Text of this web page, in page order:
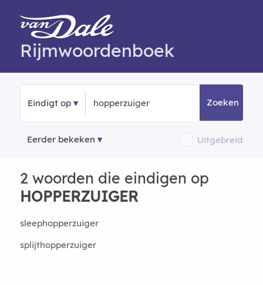
Rijmwoordenboek
Eindigt op Zoeken
Eerder bekeken Uitgebreid
2 woorden die eindigen op
HOPPERZUIGER
sleephopperzuiger
splijthopperzuiger